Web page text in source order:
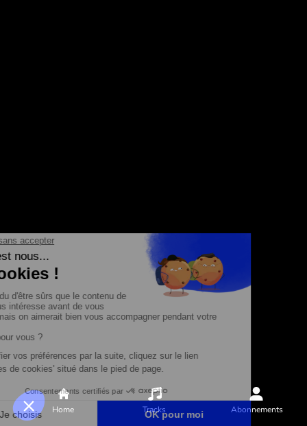
Home Tracks Abonnements